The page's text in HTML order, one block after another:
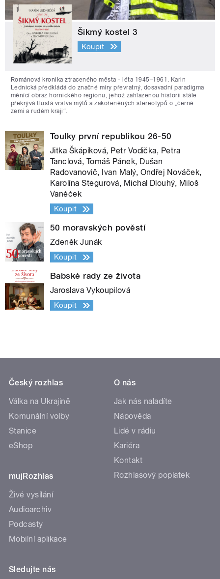
Šikmý kostel 3
Koupit
Románová kronika ztraceného města - léta 1945–1961. Karin
Lednická předkládá do značné míry převratný, dosavadní paradigma
měnící obraz hornického regionu, jehož zahlazenou historii stále
překrývá tlustá vrstva mýtů a zakořeněných stereotypů o „černé
zemi a rudém kraji“.
Toulky první republikou 26-50
Jitka Škápíková, Petr Vodička, Petra
Tanclová, Tomáš Pánek, Dušan
Radovanovič, Ivan Malý, Ondřej Nováček,
Karolína Stegurová, Michal Dlouhý, Miloš
Vaněček
Koupit
50 moravských pověstí
Zdeněk Junák
Koupit
Babské rady ze života
Jaroslava Vykoupilová
Koupit
Český rozhlas
Válka na Ukrajině
Komunální volby
Stanice
eShop
mujRozhlas
Živé vysílání
Audioarchiv
Podcasty
Mobilní aplikace
O nás
Jak nás naladíte
Nápověda
Lidé v rádiu
Kariéra
Kontakt
Rozhlasový poplatek
Sledujte nás